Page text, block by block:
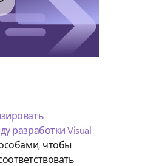
разработки Visual
чтобы